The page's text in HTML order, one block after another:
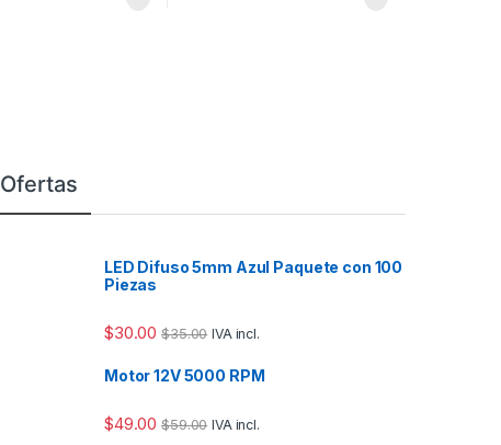
Ofertas
LED Difuso 5mm Azul Paquete con 100
Piezas
$30.00 $35.00 IVA incl.
Motor 12V 5000 RPM
$49.00 $59.00 IVA incl.